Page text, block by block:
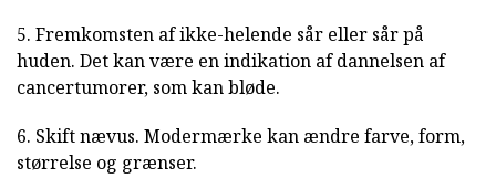
5. Fremkomsten af ikke-helende sår eller sår på
huden. Det kan være en indikation af dannelsen af
cancertumorer, som kan bløde.
6. Skift nævus. Modermærke kan ændre farve, form,
størrelse og grænser.